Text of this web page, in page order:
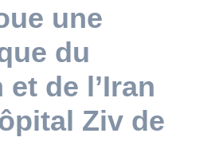
une
du
de l’Iran
Ziv de